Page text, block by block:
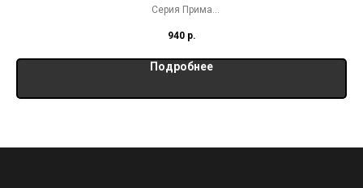
Серия Прима
940 р.
Подробнее